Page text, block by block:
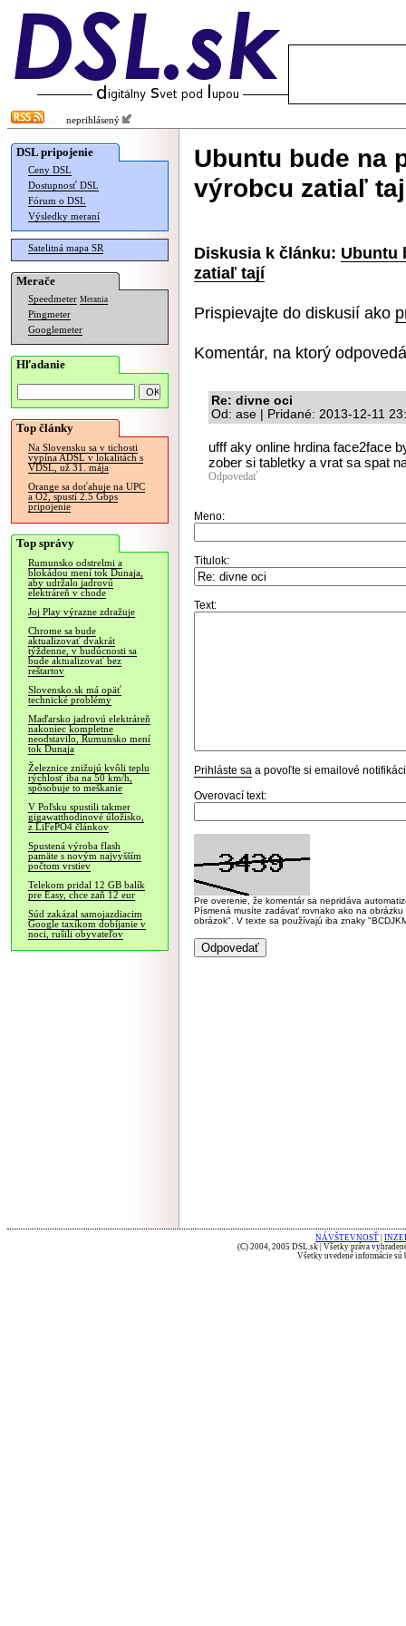
neprihlásený
DSL pripojenie
Ceny DSL
Dostupnosť DSL
Fórum o DSL
Výsledky meraní
Satelitná mapa SR
Merače
Speedmeter Merania
Pingmeter
Googlemeter
Hľadanie
Top články
Na Slovensku sa v tichosti
vypína ADSL v lokalitách s
VDSL, už 31. mája
Orange sa doťahuje na UPC
a O2, spustí 2.5 Gbps
pripojenie
Top správy
Rumunsko odstrelmi a
blokádou mení tok Dunaja,
aby udržalo jadrovú
elektráreň v chode
Joj Play výrazne zdražuje
Chrome sa bude
aktualizovať dvakrát
týždenne, v budúcnosti sa
bude aktualizovať bez
reštartov
Slovensko.sk má opäť
technické problémy
Maďarsko jadrovú elektráreň
nakoniec kompletne
neodstavilo, Rumunsko mení
tok Dunaja
Železnice znižujú kvôli teplu
rýchlosť iba na 50 km/h,
spôsobuje to meškanie
V Poľsku spustili takmer
gigawatthodinové úložisko,
z LiFePO4 článkov
Spustená výroba flash
pamäte s novým najvyšším
počtom vrstiev
Telekom pridal 12 GB balík
pre Easy, chce zaň 12 eur
Súd zakázal samojazdiacim
Google taxíkom dobíjanie v
noci, rušili obyvateľov
Ubuntu bude na
výrobcu zatiaľ
Diskusia k článku: Ubuntu
zatiaľ tají
Prispievajte do diskusií ako
Komentár, na ktorý
Re: divne oci
Od: ase | Pridané: 2013-12-11
ufff aky online hrdina face2face
zober si tabletky a vrat sa spat
Odpovedať
Meno:
Titulok:
Text:
Prihláste sa a povoľte si emailové
Overovací text:
Pre overenie, že komentár sa nepridáva
Písmená musíte zadávať rovnako ako na
obrázok". V texte sa používajú iba znaky
NÁVŠTEVNOSŤ
(C) 2004, 2005 DSL.sk | Všetky práva
Všetky uvedené informácie sú